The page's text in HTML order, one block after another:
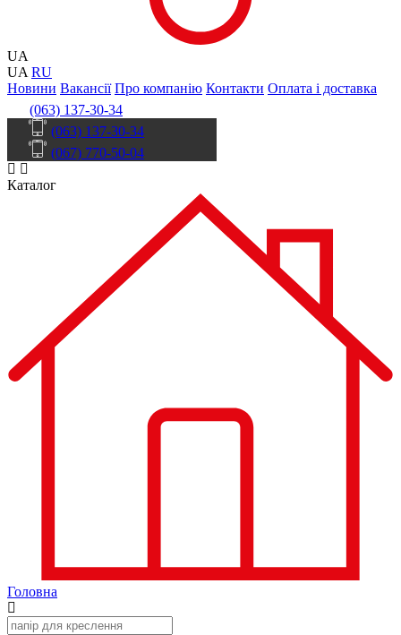
UA
UA RU
Новини Вакансії Про компанію Контакти Оплата і доставка
(063) 137-30-34
(063) 137-30-34
(067) 770-50-04
Каталог
Головна